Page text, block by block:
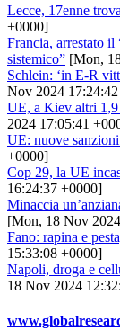
Lecce, 17enne
+0000]
Francia, arrestato
sistemico” [Mon,
Schlein: ‘in E-R
Nov 2024
UE, a Kiev altri 1,9
2024 17:05:41
UE: nuove
+0000]
Cop 29, la UE
16:24:37 +0000]
Minaccia
[Mon, 18 Nov
Fano: rapina e
15:33:08 +0000]
Napoli, droga e
18 Nov 2024